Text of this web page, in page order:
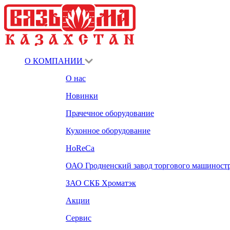
О КОМПАНИИ
О нас
Новинки
Прачечное оборудование
Кухонное оборудование
HoReCa
ОАО Гродненский завод торгового
ЗАО СКБ Хроматэк
Акции
Сервис